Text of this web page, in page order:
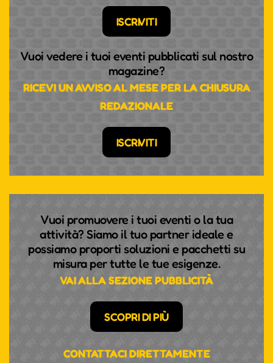
ISCRIVITI
Vuoi vedere i tuoi eventi pubblicati sul nostro
magazine?
RICEVI UN AVVISO AL MESE PER LA CHIUSURA
REDAZIONALE
ISCRIVITI
Vuoi promuovere i tuoi eventi o la tua
attività? Siamo il tuo partner ideale e
possiamo proporti soluzioni e pacchetti su
misura per tutte le tue esigenze.
VAI ALLA SEZIONE PUBBLICITÀ
SCOPRI DI PIÙ
CONTATTACI DIRETTAMENTE